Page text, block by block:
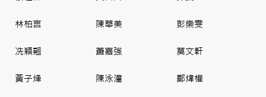
林柏言 陳華美 彭樂雯
冼穎翹 蕭嘉強 莫文軒
黃子烽 陳泳潼 鄭煒權